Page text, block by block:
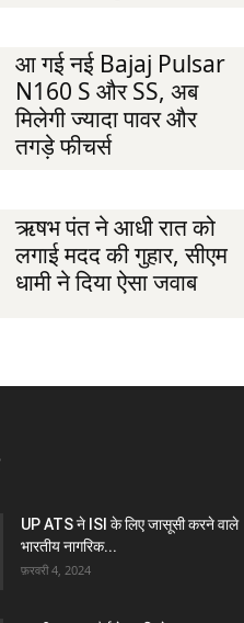
आ गई नई Bajaj Pulsar
N160 S और SS, अब
मिलेगी ज्यादा पावर और
तगड़े फीचर्स
ऋषभ पंत ने आधी रात को
लगाई मदद की गुहार, सीएम
धामी ने दिया ऐसा जवाब
UP ATS ने ISI के लिए जासूसी करने वाले
भारतीय नागरिक...
फ़रवरी 4, 2024